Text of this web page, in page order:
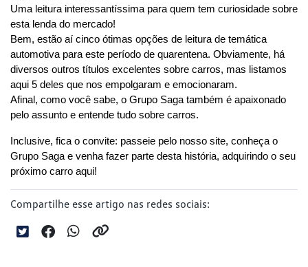
Uma leitura interessantíssima para quem tem curiosidade sobre
esta lenda do mercado!
Bem, estão aí cinco ótimas opções de leitura de temática
automotiva para este período de quarentena. Obviamente, há
diversos outros títulos excelentes sobre carros, mas listamos
aqui 5 deles que nos empolgaram e emocionaram.
Afinal, como você sabe, o Grupo Saga também é apaixonado
pelo assunto e entende tudo sobre carros.
Inclusive, fica o convite: passeie pelo nosso site, conheça o
Grupo Saga e venha fazer parte desta história, adquirindo o seu
próximo carro aqui!
Compartilhe esse artigo nas redes sociais: